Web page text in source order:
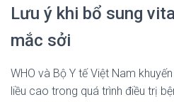
Lưu ý khi bổ sung
mắc sởi
WHO và Bộ Y tế Việt Nam
liều cao trong quá trình điều trị